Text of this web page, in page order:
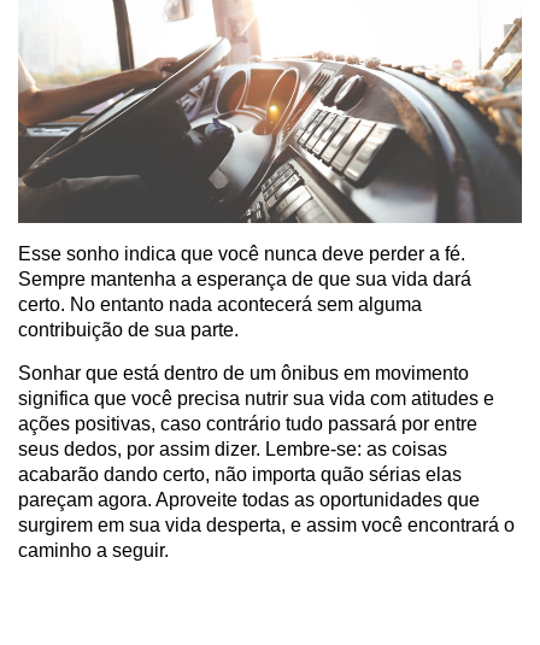
Esse sonho indica que você nunca deve perder a fé.
Sempre mantenha a esperança de que sua vida dará
certo. No entanto nada acontecerá sem alguma
contribuição de sua parte.
Sonhar que está dentro de um ônibus em movimento
significa que você precisa nutrir sua vida com atitudes e
ações positivas, caso contrário tudo passará por entre
seus dedos, por assim dizer. Lembre-se: as coisas
acabarão dando certo, não importa quão sérias elas
pareçam agora. Aproveite todas as oportunidades que
surgirem em sua vida desperta, e assim você encontrará o
caminho a seguir.